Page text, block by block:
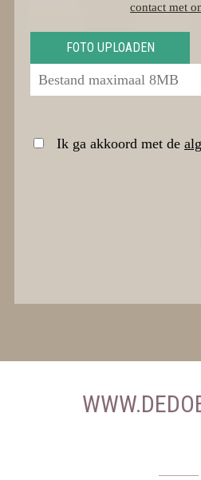
contact met
FOTO UPLOADEN
Ik ga akkoord met de